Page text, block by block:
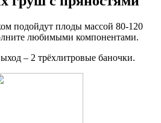
подойдут плоды массой 80-120
любимыми компонентами.
– 2 трёхлитровые баночки.